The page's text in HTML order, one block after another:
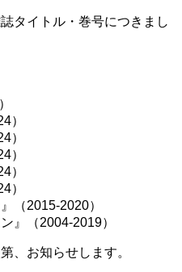
タイトル・巻号につきまし
）
）
）
）
）
2015-2020）
（2004-2019）
、お知らせします。